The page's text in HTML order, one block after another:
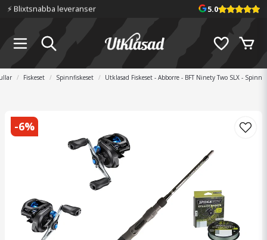
⚡️ Blixtsnabba leveranser 5.0
Fiskeset Spinnfiskeset Utklasad Fiskeset - Abborre - BFT Ninety Two SLX - Spinn
-6%